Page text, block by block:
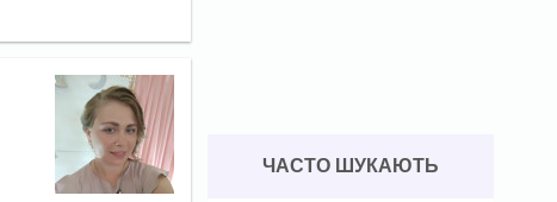
ЧАСТО ШУКАЮТЬ